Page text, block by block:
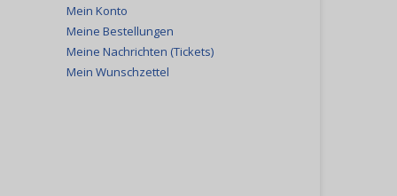
Mein Konto
Meine Bestellungen
Meine Nachrichten (Tickets)
Mein Wunschzettel